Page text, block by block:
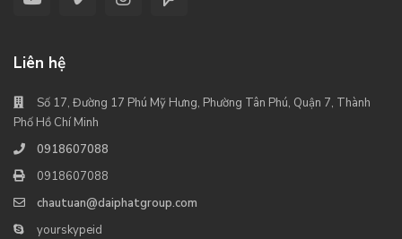
Liên hệ
Số 17, Đường 17 Phú Mỹ Hưng, Phường Tân Phú, Quận 7, Thành
Phố Hồ Chí Minh
0918607088
0918607088
chautuan@daiphatgroup.com
yourskypeid